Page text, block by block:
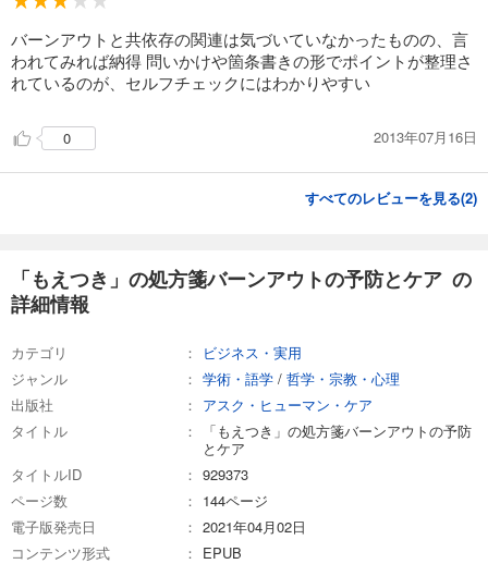
バーンアウトと共依存の関連は気づいていなかったものの、言
われてみれば納得 問いかけや箇条書きの形でポイントが整理さ
れているのが、セルフチェックにはわかりやすい
0 2013年07月16日
すべてのレビューを見る(2)
「もえつき」の処方箋バーンアウトの予防とケア の
詳細情報
カテゴリ
ビジネス・実用
ジャンル
学術・語学 / 哲学・宗教・心理
出版社
アスク・ヒューマン・ケア
タイトル
「もえつき」の処方箋バーンアウトの予防
とケア
タイトルID
929373
ページ数
144ページ
電子版発売日
2021年04月02日
コンテンツ形式
EPUB